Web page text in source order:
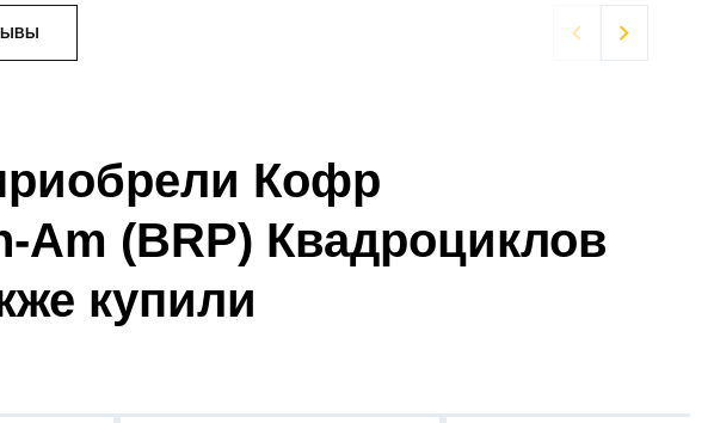
 
Кофр
(BRP) Квадроциклов
купили